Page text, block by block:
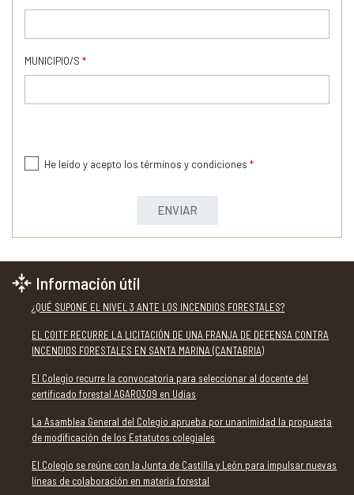
MUNICIPIO/S *
He leído y acepto los términos y condiciones *
ENVIAR
Información útil
¿QUÉ SUPONE EL NIVEL 3 ANTE LOS INCENDIOS FORESTALES?
EL COITF RECURRE LA LICITACIÓN DE UNA FRANJA DE DEFENSA CONTRA
INCENDIOS FORESTALES EN SANTA MARINA (CANTABRIA)
El Colegio recurre la convocatoria para seleccionar al docente del
certificado forestal AGAR0309 en Udías
La Asamblea General del Colegio aprueba por unanimidad la propuesta
de modificación de los Estatutos colegiales
El Colegio se reúne con la Junta de Castilla y León para impulsar nuevas
líneas de colaboración en materia forestal